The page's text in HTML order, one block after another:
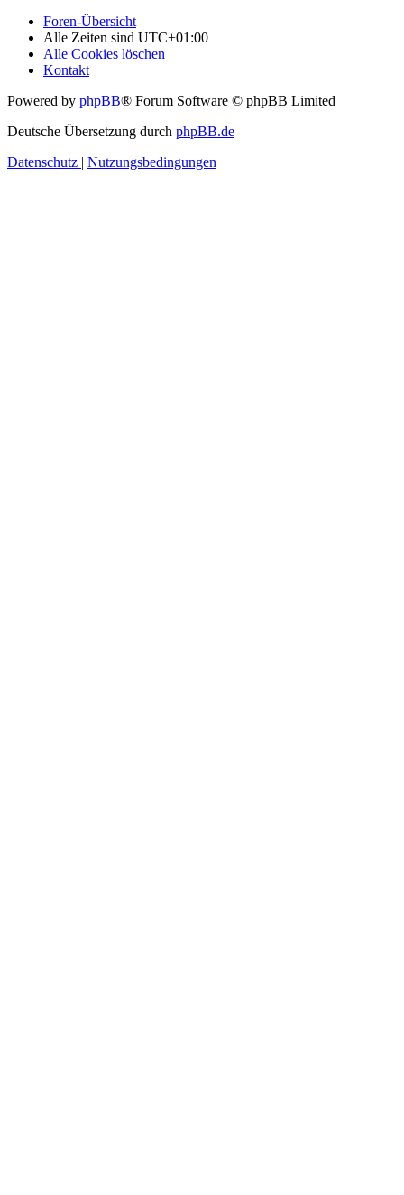
Foren-Übersicht
Alle Zeiten sind UTC+01:00
Alle Cookies löschen
Kontakt
Powered by phpBB® Forum Software © phpBB Limited
Deutsche Übersetzung durch phpBB.de
Datenschutz | Nutzungsbedingungen